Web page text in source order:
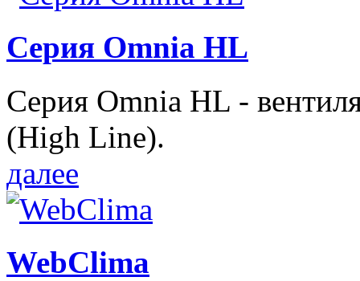
Серия Omnia HL
Серия Omnia HL -
(High Line).
далее
WebClima